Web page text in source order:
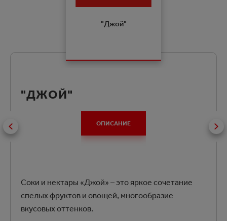
"Джой"
"ДЖОЙ"
ОПИСАНИЕ
Соки и нектары «Джой» – это яркое сочетание
спелых фруктов и овощей, многообразие
вкусовых оттенков.